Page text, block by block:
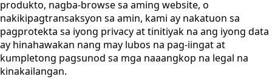
produkto, nagba-browse sa aming website, o
nakikipagtransaksyon sa amin, kami ay nakatuon sa
pagprotekta sa iyong privacy at tinitiyak na ang iyong data
ay hinahawakan nang may lubos na pag-iingat at
kumpletong pagsunod sa mga naaangkop na legal na
kinakailangan.